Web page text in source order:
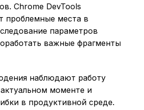
Chrome DevTools
проблемные места в
параметров
важные фрагменты
наблюдают работу
моменте и
в продуктивной среде.